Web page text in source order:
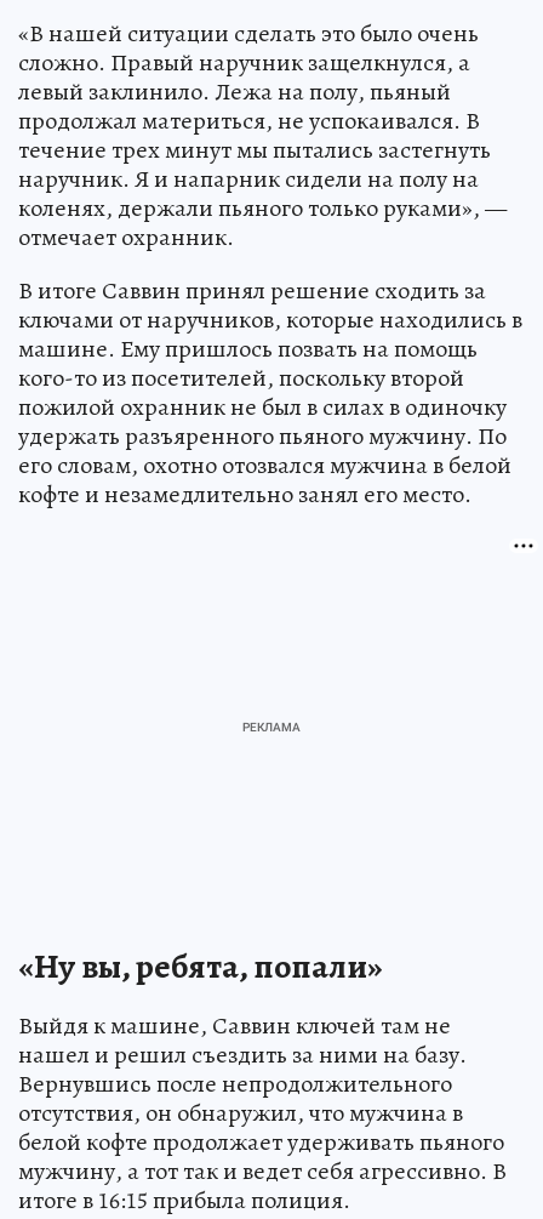
«В нашей ситуации сделать это было очень
сложно. Правый наручник защелкнулся, а
левый заклинило. Лежа на полу, пьяный
продолжал материться, не успокаивался. В
течение трех минут мы пытались застегнуть
наручник. Я и напарник сидели на полу на
коленях, держали пьяного только руками», —
отмечает охранник.
В итоге Саввин принял решение сходить за
ключами от наручников, которые находились в
машине. Ему пришлось позвать на помощь
кого-то из посетителей, поскольку второй
пожилой охранник не был в силах в одиночку
удержать разъяренного пьяного мужчину. По
его словам, охотно отозвался мужчина в белой
кофте и незамедлительно занял его место.
«Ну вы, ребята, попали»
Выйдя к машине, Саввин ключей там не
нашел и решил съездить за ними на базу.
Вернувшись после непродолжительного
отсутствия, он обнаружил, что мужчина в
белой кофте продолжает удерживать пьяного
мужчину, а тот так и ведет себя агрессивно. В
итоге в 16:15 прибыла полиция.